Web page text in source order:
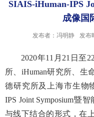
SIAIS-iHuman-IPS
成像国
发布者：冯明静 发布
2020年11月21日至
所、iHuman研究所、生
德研究所及上海市生物
IPS Joint Symposium暨
与线下结合的形式，在